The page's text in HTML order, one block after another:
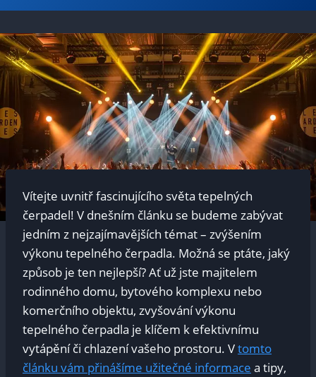
Vítejte uvnitř fascinujícího světa tepelných
čerpadel! V dnešním článku se budeme zabývat
jedním z nejzajímavějších témat – zvýšením
výkonu tepelného čerpadla. Možná se ptáte, jaký
způsob je ten nejlepší? Ať už jste majitelem
rodinného domu, bytového komplexu nebo
komerčního objektu, zvyšování výkonu
tepelného čerpadla je klíčem k efektivnímu
vytápění či chlazení vašeho prostoru. Vtomto
článku vám přinášíme užitečné informace a tipy,